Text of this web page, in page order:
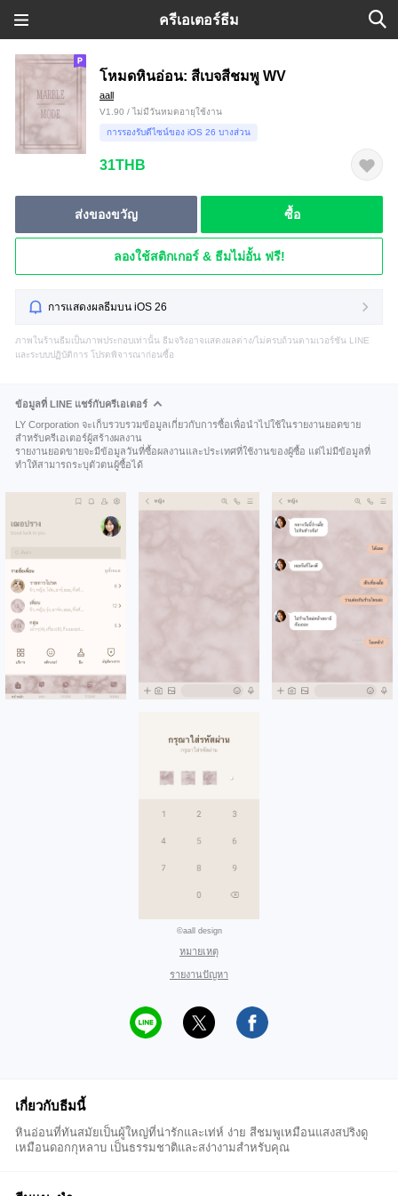
ครีเอเตอร์ธีม
โหมดหินอ่อน: สีเบจสีชมพู WV
aall
V1.90 / ไม่มีวันหมดอายุใช้งาน
การรองรับดีไซน์ของ iOS 26 บางส่วน
31THB
ส่งของขวัญ ซื้อ
ลองใช้สติกเกอร์ & ธีมไม่อั้น ฟรี!
การแสดงผลธีมบน iOS 26
ภาพในร้านธีมเป็นภาพประกอบเท่านั้น ธีมจริงอาจแสดงผลต่าง/ไม่ครบถ้วนตามเวอร์ชัน LINE
และระบบปฏิบัติการ โปรดพิจารณาก่อนซื้อ
ข้อมูลที่ LINE แชร์กับครีเอเตอร์
LY Corporation จะเก็บรวบรวมข้อมูลเกี่ยวกับการซื้อเพื่อนำไปใช้ในรายงานยอดขาย
สำหรับครีเอเตอร์ผู้สร้างผลงาน
รายงานยอดขายจะมีข้อมูลวันที่ซื้อผลงานและประเทศที่ใช้งานของผู้ซื้อ แต่ไม่มีข้อมูลที่
ทำให้สามารถระบุตัวตนผู้ซื้อได้
©aall design
หมายเหตุ
รายงานปัญหา
เกี่ยวกับธีมนี้
หินอ่อนที่ทันสมัยเป็นผู้ใหญ่ที่น่ารักและเท่ห์ ง่าย สีชมพูเหมือนแสงสปริงดู
เหมือนดอกกุหลาบ เป็นธรรมชาติและสง่างามสำหรับคุณ